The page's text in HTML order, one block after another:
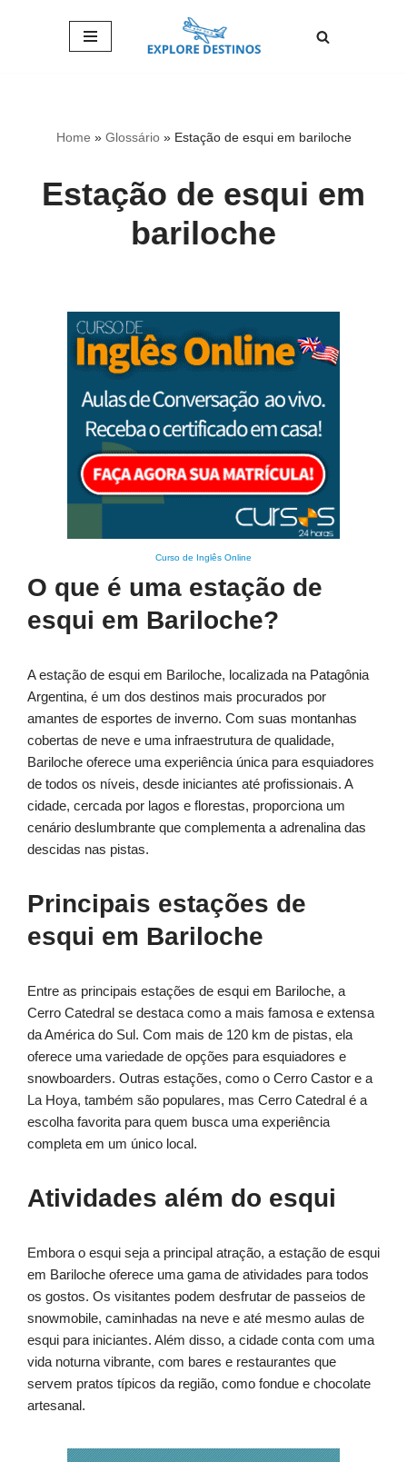
Home » Glossário» Estação de esqui em bariloche
Estação de esqui em
bariloche
Curso de Inglês Online
O que é uma estação de
esqui em Bariloche?
A estação de esqui em Bariloche, localizada na Patagônia
Argentina, é um dos destinos mais procurados por
amantes de esportes de inverno. Com suas montanhas
cobertas de neve e uma infraestrutura de qualidade,
Bariloche oferece uma experiência única para esquiadores
de todos os níveis, desde iniciantes até profissionais. A
cidade, cercada por lagos e florestas, proporciona um
cenário deslumbrante que complementa a adrenalina das
descidas nas pistas.
Principais estações de
esqui em Bariloche
Entre as principais estações de esqui em Bariloche, a
Cerro Catedral se destaca como a mais famosa e extensa
da América do Sul. Com mais de 120 km de pistas, ela
oferece uma variedade de opções para esquiadores e
snowboarders. Outras estações, como o Cerro Castor e a
La Hoya, também são populares, mas Cerro Catedral é a
escolha favorita para quem busca uma experiência
completa em um único local.
Atividades além do esqui
Embora o esqui seja a principal atração, a estação de esqui
em Bariloche oferece uma gama de atividades para todos
os gostos. Os visitantes podem desfrutar de passeios de
snowmobile, caminhadas na neve e até mesmo aulas de
esqui para iniciantes. Além disso, a cidade conta com uma
vida noturna vibrante, com bares e restaurantes que
servem pratos típicos da região, como fondue e chocolate
artesanal.